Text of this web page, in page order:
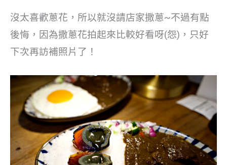
沒太喜歡蔥花，所以就沒請店家撒蔥~不過有點
後悔，因為撒蔥花拍起來比較好看呀(怨)，只好
下次再訪補照片了！